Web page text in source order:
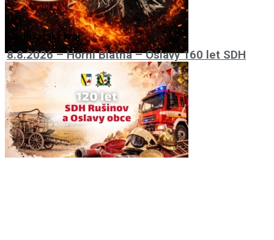
Karlovarský kraj
8.8.2026 – Horní Blatná – Oslavy 160 let SDH